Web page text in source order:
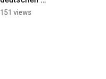
Unternehmen die
151 views